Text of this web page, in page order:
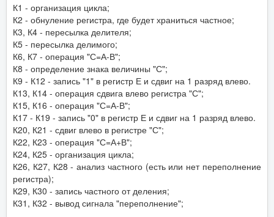
К1 - организация цикла;
К2 - обнуление регистра, где будет храниться частное;
К3, К4 - пересылка делителя;
К5 - пересылка делимого;
К6, К7 - операция "С=А-В";
К8 - определение знака величины "С";
К9 - К12 - запись "1" в регистр Е и сдвиг на 1 разряд влево.
К13, К14 - операция сдвига влево регистра "С";
К15, К16 - операция "С=А-В";
К17 - К19 - запись "0" в регистр Е и сдвиг на 1 разряд влево.
К20, К21 - сдвиг влево в регистре "С";
К22, К23 - операция "С=А+В";
К24, К25 - организация цикла;
К26, К27, К28 - анализ частного (есть или нет переполнение
регистра);
К29, К30 - запись частного от деления;
К31, К32 - вывод сигнала "переполнение";